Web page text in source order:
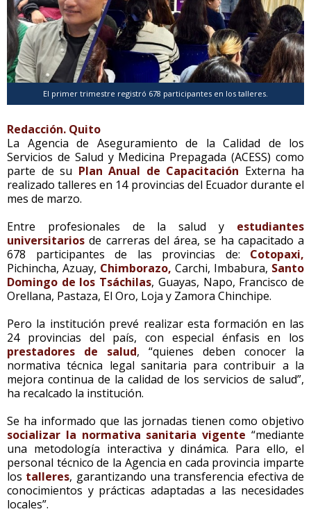
El primer trimestre registró 678 participantes en los talleres.
Redacción. Quito
La Agencia de Aseguramiento de la Calidad de los
Servicios de Salud y Medicina Prepagada (ACESS) como
parte de su Plan Anual de Capacitación Externa ha
realizado talleres en 14 provincias del Ecuador durante el
mes de marzo.
Entre profesionales de la salud y estudiantes
universitarios de carreras del área, se ha capacitado a
678 participantes de las provincias de: Cotopaxi,
Pichincha, Azuay, Chimborazo, Carchi, Imbabura, Santo
Domingo de los Tsáchilas, Guayas, Napo, Francisco de
Orellana, Pastaza, El Oro, Loja y Zamora Chinchipe.
Pero la institución prevé realizar esta formación en las
24 provincias del país, con especial énfasis en los
prestadores de salud, “quienes deben conocer la
normativa técnica legal sanitaria para contribuir a la
mejora continua de la calidad de los servicios de salud”,
ha recalcado la institución.
Se ha informado que las jornadas tienen como objetivo
socializar la normativa sanitaria vigente “mediante
una metodología interactiva y dinámica. Para ello, el
personal técnico de la Agencia en cada provincia imparte
los talleres, garantizando una transferencia efectiva de
conocimientos y prácticas adaptadas a las necesidades
locales”.